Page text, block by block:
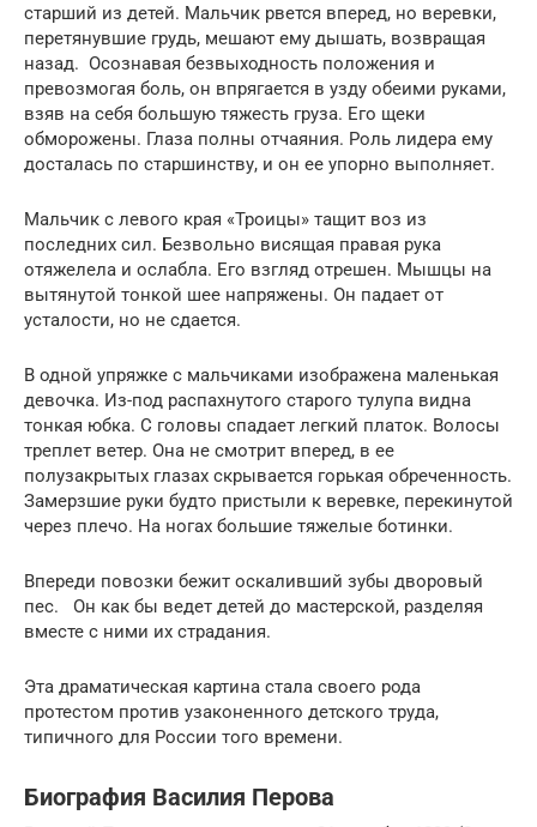
старший из детей. Мальчик рвется вперед, но веревки,
перетянувшие грудь, мешают ему дышать, возвращая
назад. Осознавая безвыходность положения и
превозмогая боль, он впрягается в узду обеими руками,
взяв на себя большую тяжесть груза. Его щеки
обморожены. Глаза полны отчаяния. Роль лидера ему
досталась по старшинству, и он ее упорно выполняет.
Мальчик с левого края «Троицы» тащит воз из
последних сил. Безвольно висящая правая рука
отяжелела и ослабла. Его взгляд отрешен. Мышцы на
вытянутой тонкой шее напряжены. Он падает от
усталости, но не сдается.
В одной упряжке с мальчиками изображена маленькая
девочка. Из-под распахнутого старого тулупа видна
тонкая юбка. С головы спадает легкий платок. Волосы
треплет ветер. Она не смотрит вперед, в ее
полузакрытых глазах скрывается горькая обреченность.
Замерзшие руки будто пристыли к веревке, перекинутой
через плечо. На ногах большие тяжелые ботинки.
Впереди повозки бежит оскаливший зубы дворовый
пес. Он как бы ведет детей до мастерской, разделяя
вместе с ними их страдания.
Эта драматическая картина стала своего рода
протестом против узаконенного детского труда,
типичного для России того времени.
Биография Василия Перова